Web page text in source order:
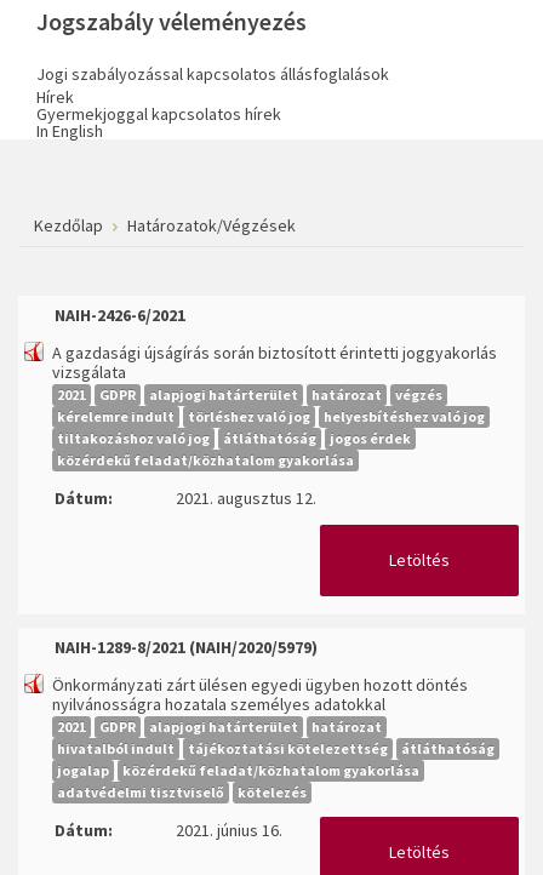
Jogszabály véleményezés
Jogi szabályozással kapcsolatos állásfoglalások
Hírek
Gyermekjoggal kapcsolatos hírek
In English
Kezdőlap Határozatok/Végzések
NAIH-2426-6/2021
A gazdasági újságírás során biztosított érintetti joggyakorlás
vizsgálata
2021 GDPR alapjogi határterület határozat
végzés
kérelemre indult
törléshez való jog
helyesbítéshez való jog
tiltakozáshoz való jog
átláthatóság
jogos érdek
közérdekű feladat/közhatalom gyakorlása
Dátum: 2021. augusztus 12.
Letöltés
NAIH-1289-8/2021 (NAIH/2020/5979)
Önkormányzati zárt ülésen egyedi ügyben hozott döntés
nyilvánosságra hozatala személyes adatokkal
2021 GDPR alapjogi határterület
határozat
hivatalból indult
tájékoztatási kötelezettség
átláthatóság
jogalap
közérdekű feladat/közhatalom gyakorlása
adatvédelmi tisztviselő
kötelezés
Dátum:
2021. június 16.
Letöltés